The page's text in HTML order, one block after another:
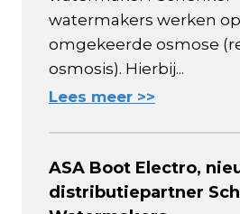
watermakers werken op
omgekeerde osmose
osmosis). Hierbij...
Lees meer >>
ASA Boot Electro,
distributiepartner